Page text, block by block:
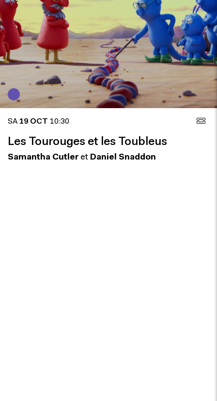
SA 19 OCT 10:30
Les Tourouges et les Toubleus
Samantha Cutler et Daniel Snaddon